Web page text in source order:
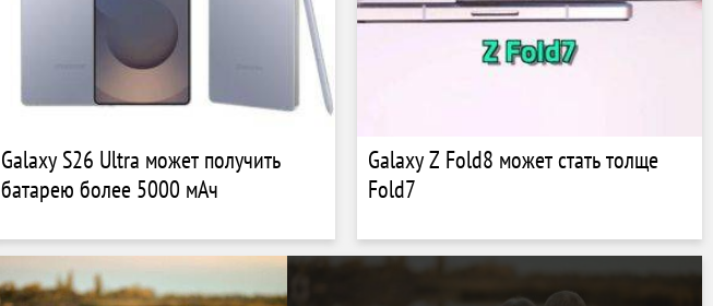
Galaxy S26 Ultra может получить
батарею более 5000 мАч
Galaxy Z Fold8 может стать толще
Fold7